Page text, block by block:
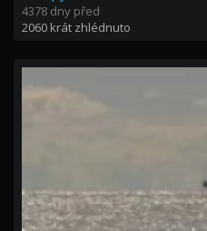
4378 dny před
2060 krát zhlédnuto